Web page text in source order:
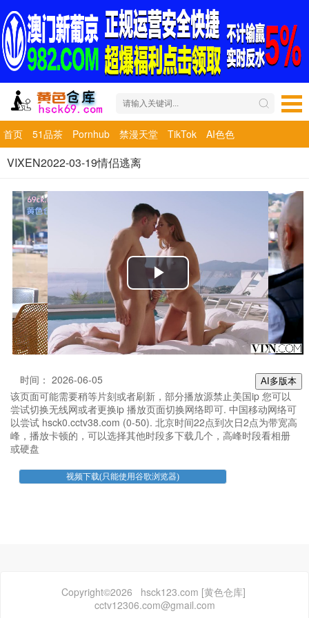
首页 51品茶 Pornhub 禁漫天堂 TikTok AI色色
VIXEN2022-03-19情侣逃离
AI多版本
时间： 2026-06-05
该页面可能需要稍等片刻或者刷新，部分播放源禁止美国ip 您可以
尝试切换无线网或者更换ip 播放页面切换网络即可. 中国移动网络可
以尝试 hsck0.cctv38.com (0-50). 北京时间22点到次日2点为带宽高
峰，播放卡顿的，可以选择其他时段多下载几个，高峰时段看相册
或硬盘
Copyright©2026 hsck123.com [黄色仓库]
cctv12306.com@gmail.com